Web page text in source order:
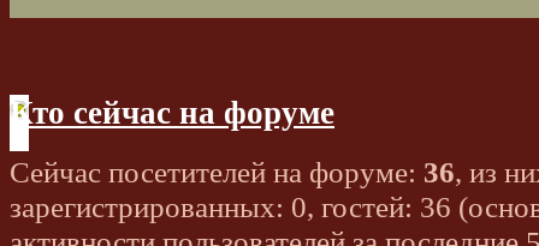
Кто сейчас на форуме
Сейчас посетителей на форуме: 36, из
зарегистрированных: 0, гостей: 36